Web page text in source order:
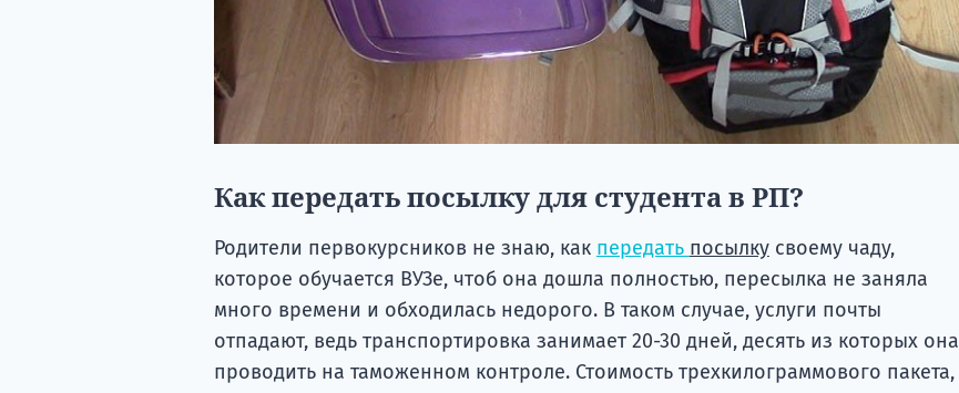
Как передать посылку для студента в РП?
Родители первокурсников не знаю, как передать посылкусвоему чаду,
которое обучается ВУЗе, чтоб она дошла полностью, пересылка не заняла
много времени и обходилась недорого. В таком случае, услуги почты
отпадают, ведь транспортировка занимает 20-30 дней, десять из которых она
проводить на таможенном контроле. Стоимость трехкилограммового пакета,